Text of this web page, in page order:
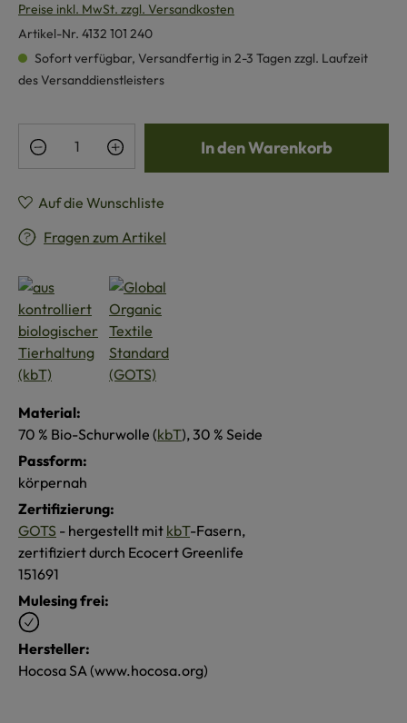
Preise inkl. MwSt. zzgl. Versandkosten
Artikel-Nr. 4132 101 240
Sofort verfügbar, Versandfertig in 2-3 Tagen zzgl. Laufzeit
des Versanddienstleisters
Produkt Anzahl: Gib den gewünschten
In den Warenkorb
Auf die Wunschliste
Fragen zum Artikel
Material:
70 % Bio-Schurwolle (kbT), 30 % Seide
Passform:
körpernah
Zertifizierung:
GOTS - hergestellt mit kbT-Fasern,
zertifiziert durch Ecocert Greenlife
151691
Mulesing frei:
Hersteller:
Hocosa SA (www.hocosa.org)